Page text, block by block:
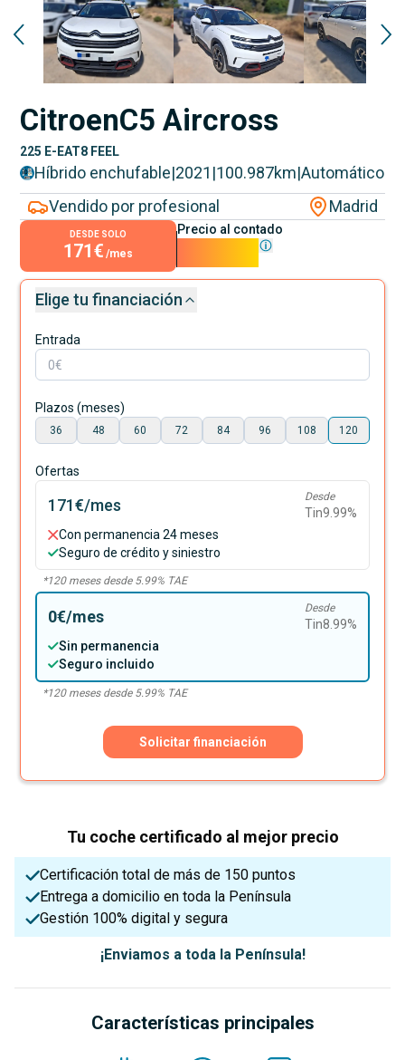
CitroenC5 Aircross
225 E-EAT8 FEEL
Híbrido enchufable|2021 |100.987km|Automático
Vendido por profesional
Madrid
DESDE SOLO
171€ /mes
Precio al contado
Elige tu financiación
Entrada
Plazos (meses)
36 48 60 72 84 96 108 120
Ofertas
171€/mes Desde
Tin9.99%
Con permanencia 24 meses
Seguro de crédito y siniestro
*120meses desde 5.99% TAE
0€/mes Desde
Tin8.99%
Sin permanencia
Seguro incluido
*120meses desde 5.99% TAE
Solicitar financiación
Tu coche certificado al mejor precio
Certificación total de más de 150 puntos
Entrega a domicilio en toda la Península
Gestión 100% digital y segura
¡Enviamos a toda la Península!
Características principales